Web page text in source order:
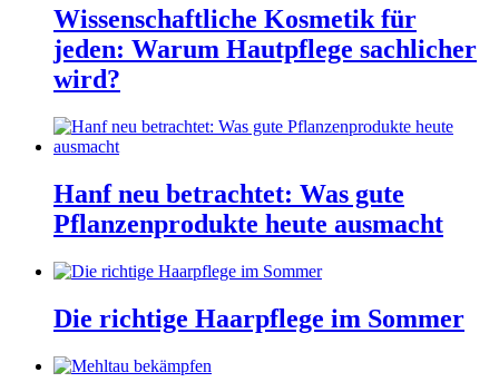
Wissenschaftliche Kosmetik für
jeden: Warum Hautpflege sachlicher
wird?
Hanf neu betrachtet: Was gute
Pflanzenprodukte heute ausmacht
Die richtige Haarpflege im Sommer